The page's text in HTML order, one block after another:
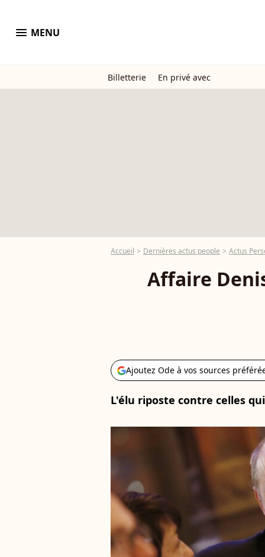
menu MENU
Billetterie En privé avec
Accueil Dernières actus people Actus
Affaire
Ajoutez Ode à vos sources
L'élu riposte contre celles